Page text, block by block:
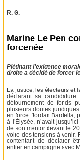
R. G.
Marine Le Pen
forcenée
Piétinant l’exigence
droite a décidé de forcer
La justice, les électeurs et
déclarant sa
détournement de fonds
plusieurs doutes
en force. Jordan Bardella,
à l’Élysée, n’avait
de son mentor devant le
voire des tensions à venir.
contentant de déclarer
entrer en campagne avec